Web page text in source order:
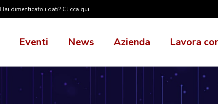
Hai dimenticato i dati? Clicca qui
Eventi News Azienda Lavora